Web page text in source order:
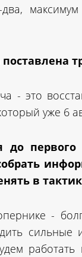
- это
уже 6
до
в
-